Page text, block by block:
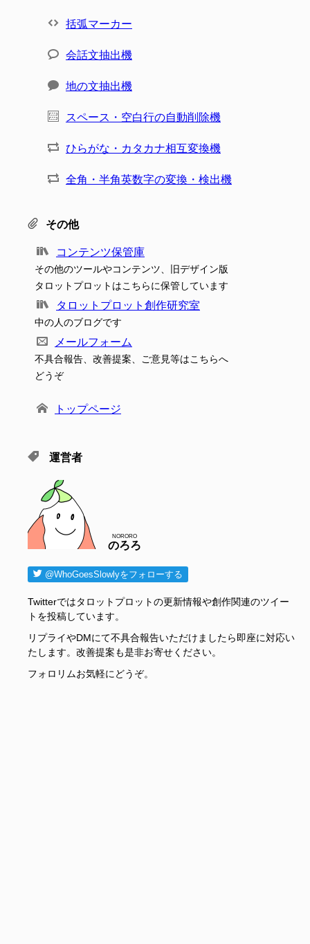
括弧マーカー
会話文抽出機
地の文抽出機
スペース・空白行の自動削除機
ひらがな・カタカナ相互変換機
全角・半角英数字の変換・検出機
その他
コンテンツ保管庫
その他のツールやコンテンツ、旧デザイン版
タロットプロットはこちらに保管しています
タロットプロット創作研究室
中の人のブログです
メールフォーム
不具合報告、改善提案、ご意見等はこちらへ
どうぞ
トップページ
運営者
のろろ
NORORO
@WhoGoesSlowlyをフォローする
Twitterではタロットプロットの更新情報や創作関連のツイー
トを投稿しています。
リプライやDMにて不具合報告いただけましたら即座に対応い
たします。改善提案も是非お寄せください。
フォロリムお気軽にどうぞ。